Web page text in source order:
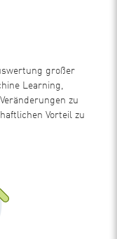
großer
Learning,
zu
Vorteil zu